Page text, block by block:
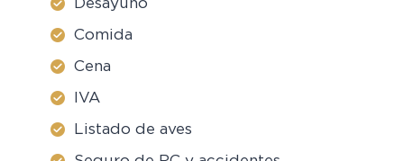
Comida
Cena
IVA
Listado de aves